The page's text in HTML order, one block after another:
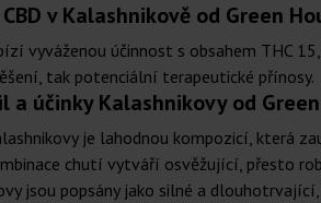
v Kalashnikově od Green
vyváženou účinnost s obsahem THC
tak potenciální terapeutické přínosy.
a účinky Kalashnikovy od
je lahodnou kompozicí, která
chutí vytváří osvěžující, přesto
jsou popsány jako silné a